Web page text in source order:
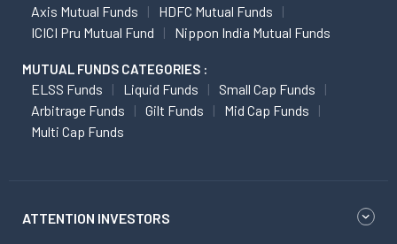
Axis Mutual Funds
HDFC Mutual Funds
ICICI Pru Mutual Fund
Nippon India Mutual Funds
MUTUAL FUNDS CATEGORIES :
ELSS Funds Liquid Funds
Small Cap Funds
Arbitrage Funds
Gilt Funds
Mid Cap Funds
Multi Cap Funds
ATTENTION INVESTORS